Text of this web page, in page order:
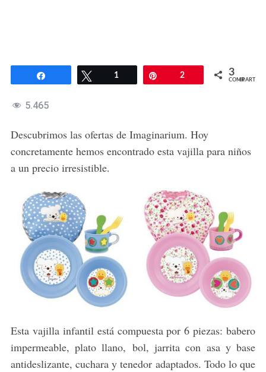
Compartir Twittear
1 2 3
COMPARTIR
5.465
Descubrimos las ofertas de Imaginarium. Hoy
concretamente hemos encontrado esta vajilla para niños
a un precio irresistible.
Esta vajilla infantil está compuesta por 6 piezas: babero
impermeable, plato llano, bol, jarrita con asa y base
antideslizante, cuchara y tenedor adaptados. Todo lo que